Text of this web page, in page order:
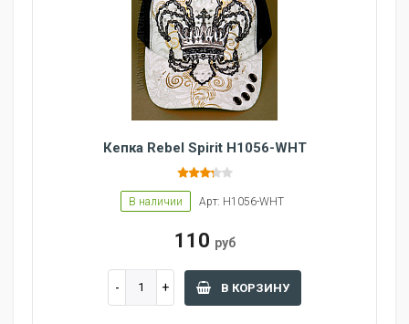
Кепка Rebel Spirit H1056-WHT
В наличии Арт: H1056-WHT
110 руб
В КОРЗИНУ